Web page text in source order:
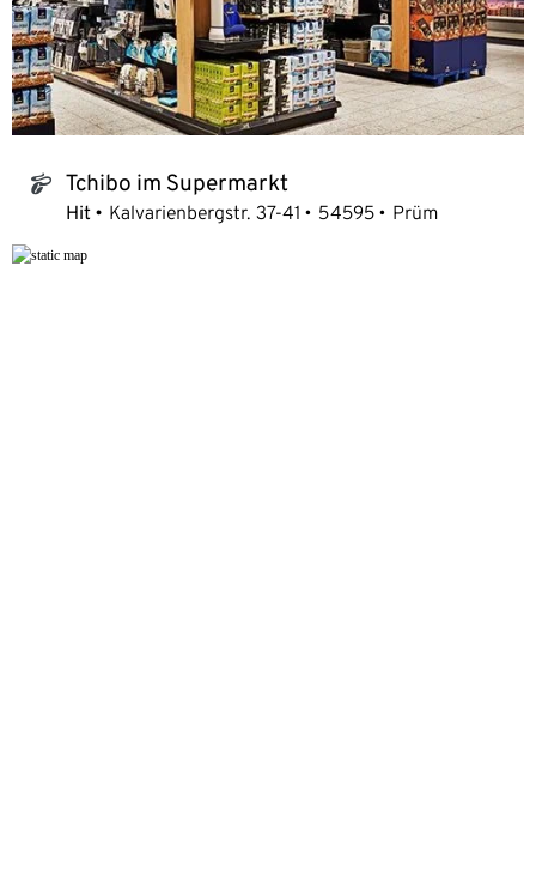
tchibo_logo Tchibo im Supermarkt
Hit Kalvarienbergstr. 37-41 54595 Prüm